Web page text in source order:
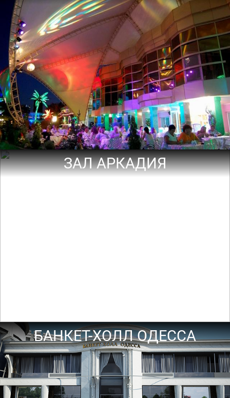
ЗАЛ АРКАДИЯ
БАНКЕТ-ХОЛЛ ОДЕССА